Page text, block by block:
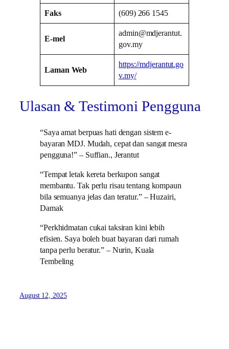
Faks (609) 266 1545
E-mel
admin@mdjerantut.
gov.my
Laman Web
https://mdjerantut.go
v.my/
Ulasan & Testimoni Pengguna
“Saya amat berpuas hati dengan sistem e-
bayaran MDJ. Mudah, cepat dan sangat mesra
pengguna!” – Suffian., Jerantut
“Tempat letak kereta berkupon sangat
membantu. Tak perlu risau tentang kompaun
bila semuanya jelas dan teratur.” – Huzairi,
Damak
“Perkhidmatan cukai taksiran kini lebih
efisien. Saya boleh buat bayaran dari rumah
tanpa perlu beratur.” – Nurin, Kuala
Tembeling
August 12, 2025